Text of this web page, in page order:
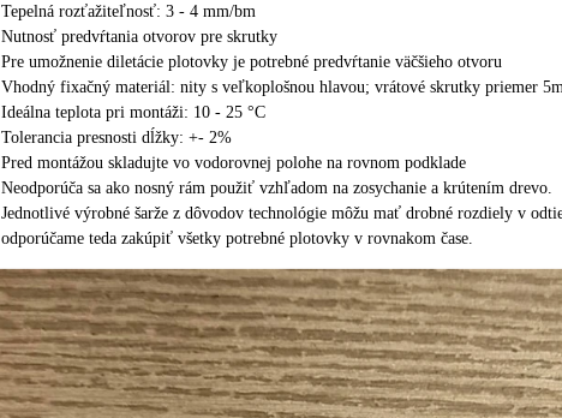
Tepelná rozťažiteľnosť: 3 - 4 mm/bm
Nutnosť predvŕtania otvorov pre skrutky
Pre umožnenie diletácie plotovky je potrebné predvŕtanie väčšieho otvoru
Vhodný fixačný materiál: nity s veľkoplošnou hlavou; vrátové skrutky priemer
Ideálna teplota pri montáži: 10 - 25 °C
Tolerancia presnosti dĺžky: +- 2%
Pred montážou skladujte vo vodorovnej polohe na rovnom podklade
Neodporúča sa ako nosný rám použiť vzhľadom na zosychanie a krútením drevo.
Jednotlivé výrobné šarže z dôvodov technológie môžu mať drobné rozdiely v
odporúčame teda zakúpiť všetky potrebné plotovky v rovnakom čase.